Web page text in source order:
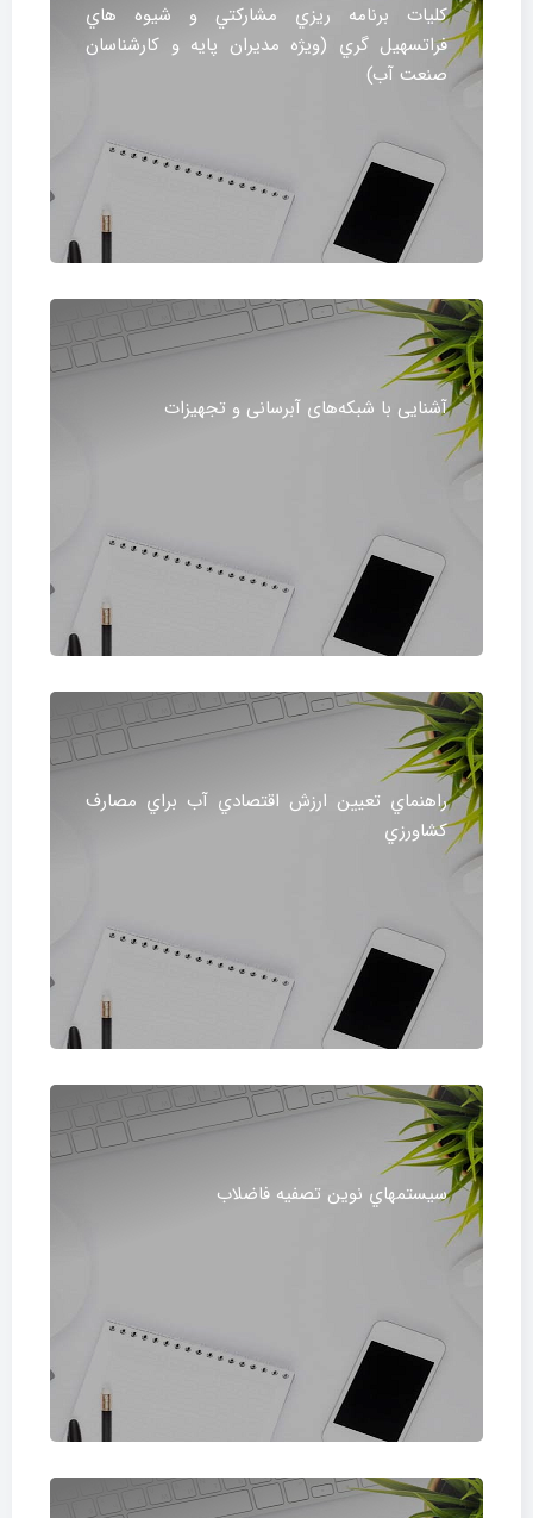
کليات برنامه ريزي مشارکتي و شيوه هاي
فراتسهيل گري (ويژه مديران پايه و کارشناسان
صنعت آب)
آشنایی با شبکه‌های آبرسانی و تجهیزات
راهنماي تعيين ارزش اقتصادي آب براي مصارف
كشاورزي
سيستم‎هاي نوين تصفيه فاضلاب